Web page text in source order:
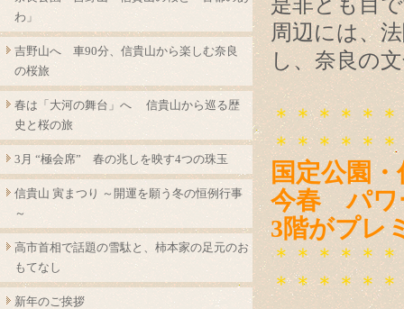
周辺には、
し、奈良の
＊＊＊＊＊
＊＊＊＊＊
国定公園
今春 パワ
3階がプレ
＊＊＊＊＊
＊＊＊＊＊
わ」
吉野山へ 車90分、信貴山から楽しむ奈良
の桜旅
春は「大河の舞台」へ 信貴山から巡る歴
史と桜の旅
3月 “極会席” 春の兆しを映す4つの珠玉
信貴山 寅まつり ～開運を願う冬の恒例行事
～
高市首相で話題の雪駄と、柿本家の足元のお
もてなし
新年のご挨拶